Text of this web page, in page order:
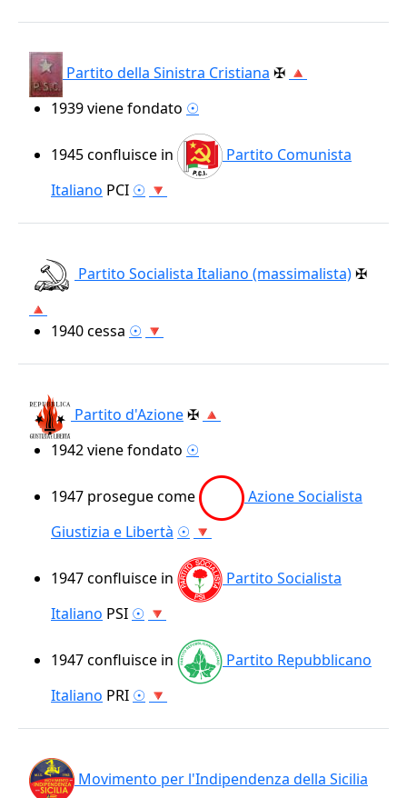
Partito della Sinistra Cristiana ✠ 🔺
1939viene fondato ☉
1945confluisce in
Partito Comunista
Italiano PCI ☉ 🔻
Partito Socialista Italiano (massimalista)✠
🔺
1940cessa ☉ 🔻
Partito d'Azione✠ 🔺
1942viene fondato ☉
1947 prosegue come
Azione Socialista
Giustizia e Libertà ☉ 🔻
1947confluisce in
Partito Socialista
Italiano PSI ☉ 🔻
1947confluisce in
Partito Repubblicano
Italiano PRI ☉ 🔻
Movimento per l'Indipendenza della Sicilia